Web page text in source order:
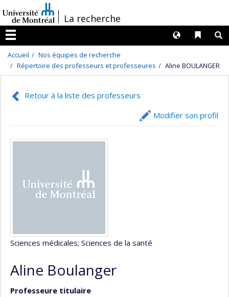
au
contenu
/La recherche
Menu
Liens
Langues
Accueil
Nos équipes de recherche
Répertoire des professeurs et professeures
Aline BOULANGER
Retour à la liste des professeurs
Modifier son profil
Sciences médicales; Sciences de la santé
Aline Boulanger
Professeure titulaire